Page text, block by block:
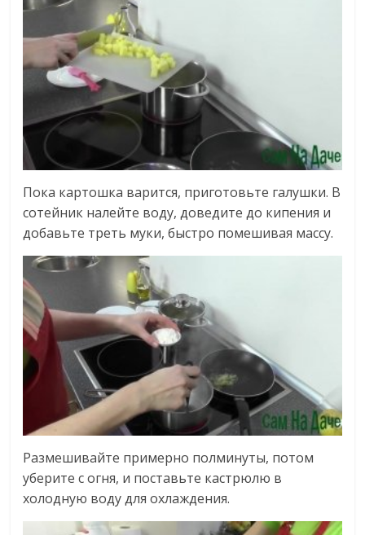
Пока картошка варится, приготовьте галушки. В
сотейник налейте воду, доведите до кипения и
добавьте треть муки, быстро помешивая массу.
Размешивайте примерно полминуты, потом
уберите с огня, и поставьте кастрюлю в
холодную воду для охлаждения.